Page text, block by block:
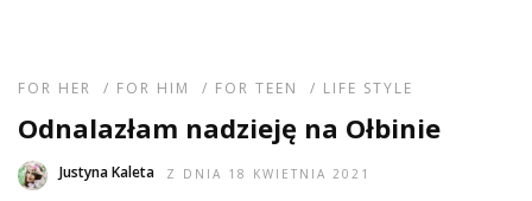
FOR HER / FOR HIM / FOR TEEN / LIFE STYLE
Odnalazłam nadzieję na Ołbinie
Justyna Kaleta Z DNIA 18 KWIETNIA 2021